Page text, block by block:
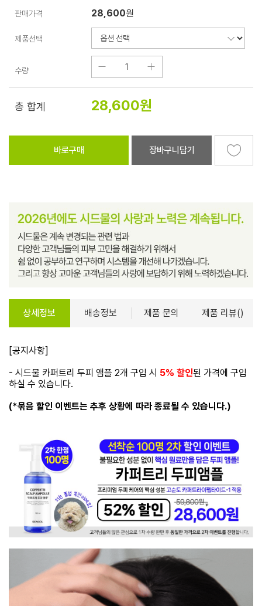
판매가격 28,600원
제품선택
수량
총 합계 28,600원
바로구매 장바구니담기
상세정보 배송정보 제품 문의 제품 리뷰()
[공지사항]
- 시드물 카퍼트리 두피 앰플 2개 구입 시 5% 할인된 가격에 구입
하실 수 있습니다.
(*묶음 할인 이벤트는 추후 상황에 따라 종료될 수 있습니다.)